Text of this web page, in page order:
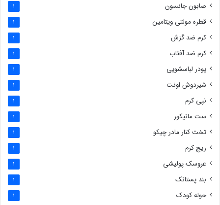
صابون جانسون 1
قطره مولتی ویتامین 1
کرم ضد گزش 1
کرم ضد آفتاب 1
پودر لباسشویی 1
شیردوش اونت 1
نپی کرم 1
ست مانیکور 1
تخت کنار مادر چیکو 1
ریچ کرم 1
عروسک پولیشی 1
بند پستانک 1
حوله کودک 1